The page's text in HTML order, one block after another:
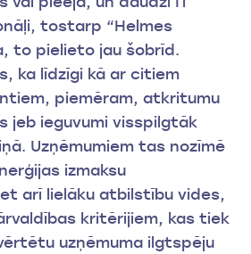
tostarp “Helmes
to pielieto jau šobrīd.
ka līdzīgi kā ar citiem
piemēram, atkritumu
jeb ieguvumi visspilgtāk
Uzņēmumiem tas nozīmē
izmaksu
arī lielāku atbilstību vides,
kritērijiem, kas tiek
uzņēmuma ilgtspēju